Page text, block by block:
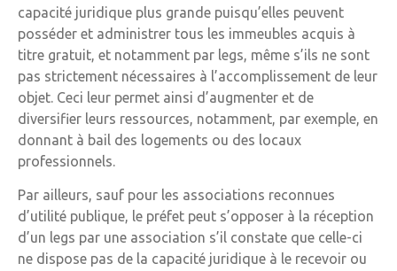
capacité juridique plus grande puisqu’elles peuvent
posséder et administrer tous les immeubles acquis à
titre gratuit, et notamment par legs, même s’ils ne sont
pas strictement nécessaires à l’accomplissement de leur
objet. Ceci leur permet ainsi d’augmenter et de
diversifier leurs ressources, notamment, par exemple, en
donnant à bail des logements ou des locaux
professionnels.
Par ailleurs, sauf pour les associations reconnues
d’utilité publique, le préfet peut s’opposer à la réception
d’un legs par une association s’il constate que celle-ci
ne dispose pas de la capacité juridique à le recevoir ou